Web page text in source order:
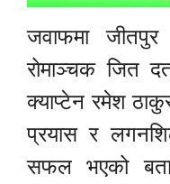
जवाफमा
रोमाञ्चक जित
क्याप्टेन रमेश
प्रयास र
सफल भएको